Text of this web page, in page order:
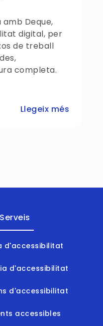
Deque,
digital, per
de treball
completa.
Llegeix més
Serveis
d'accessibilitat
d'accessibilitat
d'accessibilitat
accessibles